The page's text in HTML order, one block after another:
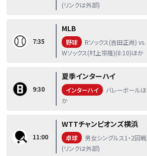
(リンクは外部)
7:35
MLB
野球
Rソックス(吉田正尚) vs.
Wソックス(村上宗隆)(8:10)ほか
9:30
夏季インターハイ
インターハイ
バレーボールほ
か
11:00
WTTチャンピオンズ横浜
卓球
男女シングルス1・2回戦
(リンクは外部)